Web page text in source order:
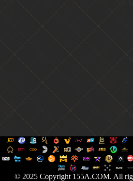
© 2025 Copyright 155A.COM. All